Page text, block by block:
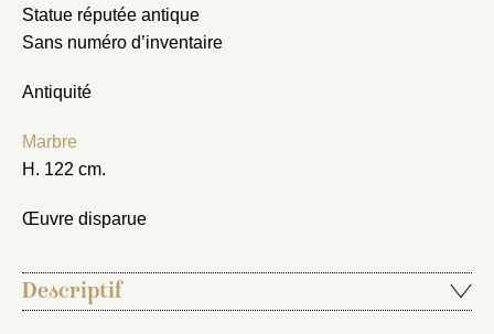
Statue réputée antique
Sans numéro d’inventaire
Antiquité
Marbre
H. 122 cm.
Œuvre disparue
Descriptif